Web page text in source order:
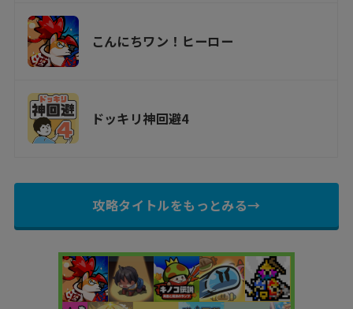
こんにちワン！ヒーロー
ドッキリ神回避4
攻略タイトルをもっとみる→